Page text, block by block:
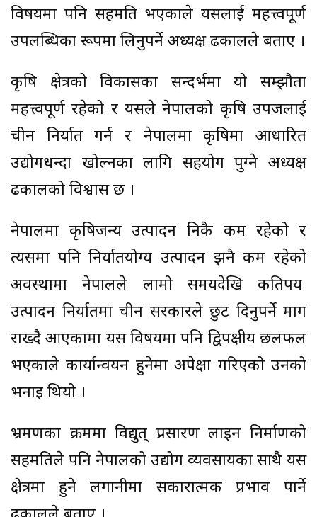
विषयमा पनि सहमति भएकाले यसलाई महत्त्वपूर्ण
उपलब्धिका रूपमा लिनुपर्ने अध्यक्ष ढकालले बताए ।
कृषि क्षेत्रको विकासका सन्दर्भमा यो सम्झौता
महत्त्वपूर्ण रहेको र यसले नेपालको कृषि उपजलाई
चीन निर्यात गर्न र नेपालमा कृषिमा आधारित
उद्योगधन्दा खोल्नका लागि सहयोग पुग्ने अध्यक्ष
ढकालको विश्वास छ ।
नेपालमा कृषिजन्य उत्पादन निकै कम रहेको र
त्यसमा पनि निर्यातयोग्य उत्पादन झनै कम रहेको
अवस्थामा नेपालले लामो समयदेखि कतिपय
उत्पादन निर्यातमा चीन सरकारले छुट दिनुपर्ने माग
राख्दै आएकामा यस विषयमा पनि द्विपक्षीय छलफल
भएकाले कार्यान्वयन हुनेमा अपेक्षा गरिएको उनको
भनाइ थियो ।
भ्रमणका क्रममा विद्युत् प्रसारण लाइन निर्माणको
सहमतिले पनि नेपालको उद्योग व्यवसायका साथै यस
क्षेत्रमा हुने लगानीमा सकारात्मक प्रभाव पार्ने